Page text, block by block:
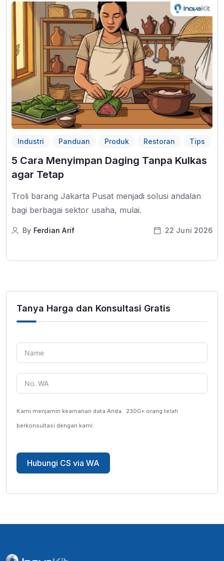
Industri Panduan Produk Restoran Tips
5 Cara Menyimpan Daging Tanpa Kulkas
agar Tetap
Troli barang Jakarta Pusat menjadi solusi andalan
bagi berbagai sektor usaha, mulai.
By Ferdian Arif 22 Juni 2026
Tanya Harga dan Konsultasi Gratis
Kami menjamin keamanan data Anda. 2300+ orang telah
berkonsultasi dengan kami.
Hubungi CS via WA